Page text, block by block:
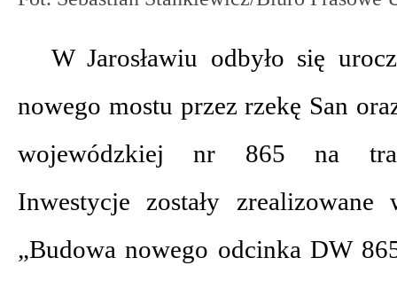
W Jarosławiu odbyło się
nowego mostu przez rzekę San
wojewódzkiej nr 865 na
Inwestycje zostały
„Budowa nowego odcinka DW